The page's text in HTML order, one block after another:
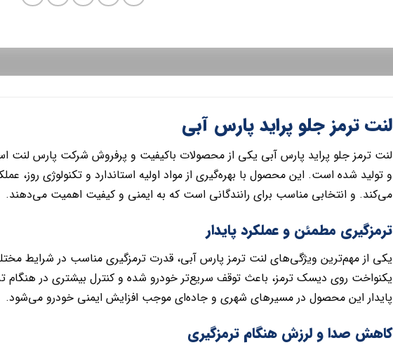
لنت ترمز جلو پراید پارس آبی
لنت ترمز جلو پراید پارس آبی یکی از محصولات باکیفیت و پرفروش شرکت پارس لنت
و تولید شده است. این محصول با بهره‌گیری از مواد اولیه استاندارد و تکنولوژی روز،
می‌کند. و انتخابی مناسب برای رانندگانی است که به ایمنی و کیفیت اهمیت می‌دهند.
ترمزگیری مطمئن و عملکرد پایدار
یکی از مهم‌ترین ویژگی‌های لنت ترمز پارس آبی، قدرت ترمزگیری مناسب در شرایط
یکنواخت روی دیسک ترمز، باعث توقف سریع‌تر خودرو شده و کنترل بیشتری در هنگام
پایدار این محصول در مسیرهای شهری و جاده‌ای موجب افزایش ایمنی خودرو می‌شود.
کاهش صدا و لرزش هنگام ترمزگیری